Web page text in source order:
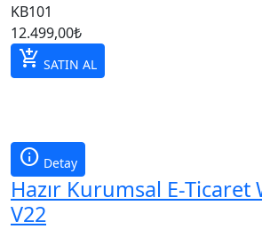
KB101
12.499,00₺
add_shopping_cart SATIN AL
info Detay
Hazır Kurumsal E-Ticaret
V22